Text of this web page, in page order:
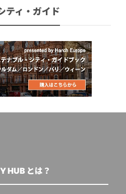
ティ・ガイド
HUB とは？